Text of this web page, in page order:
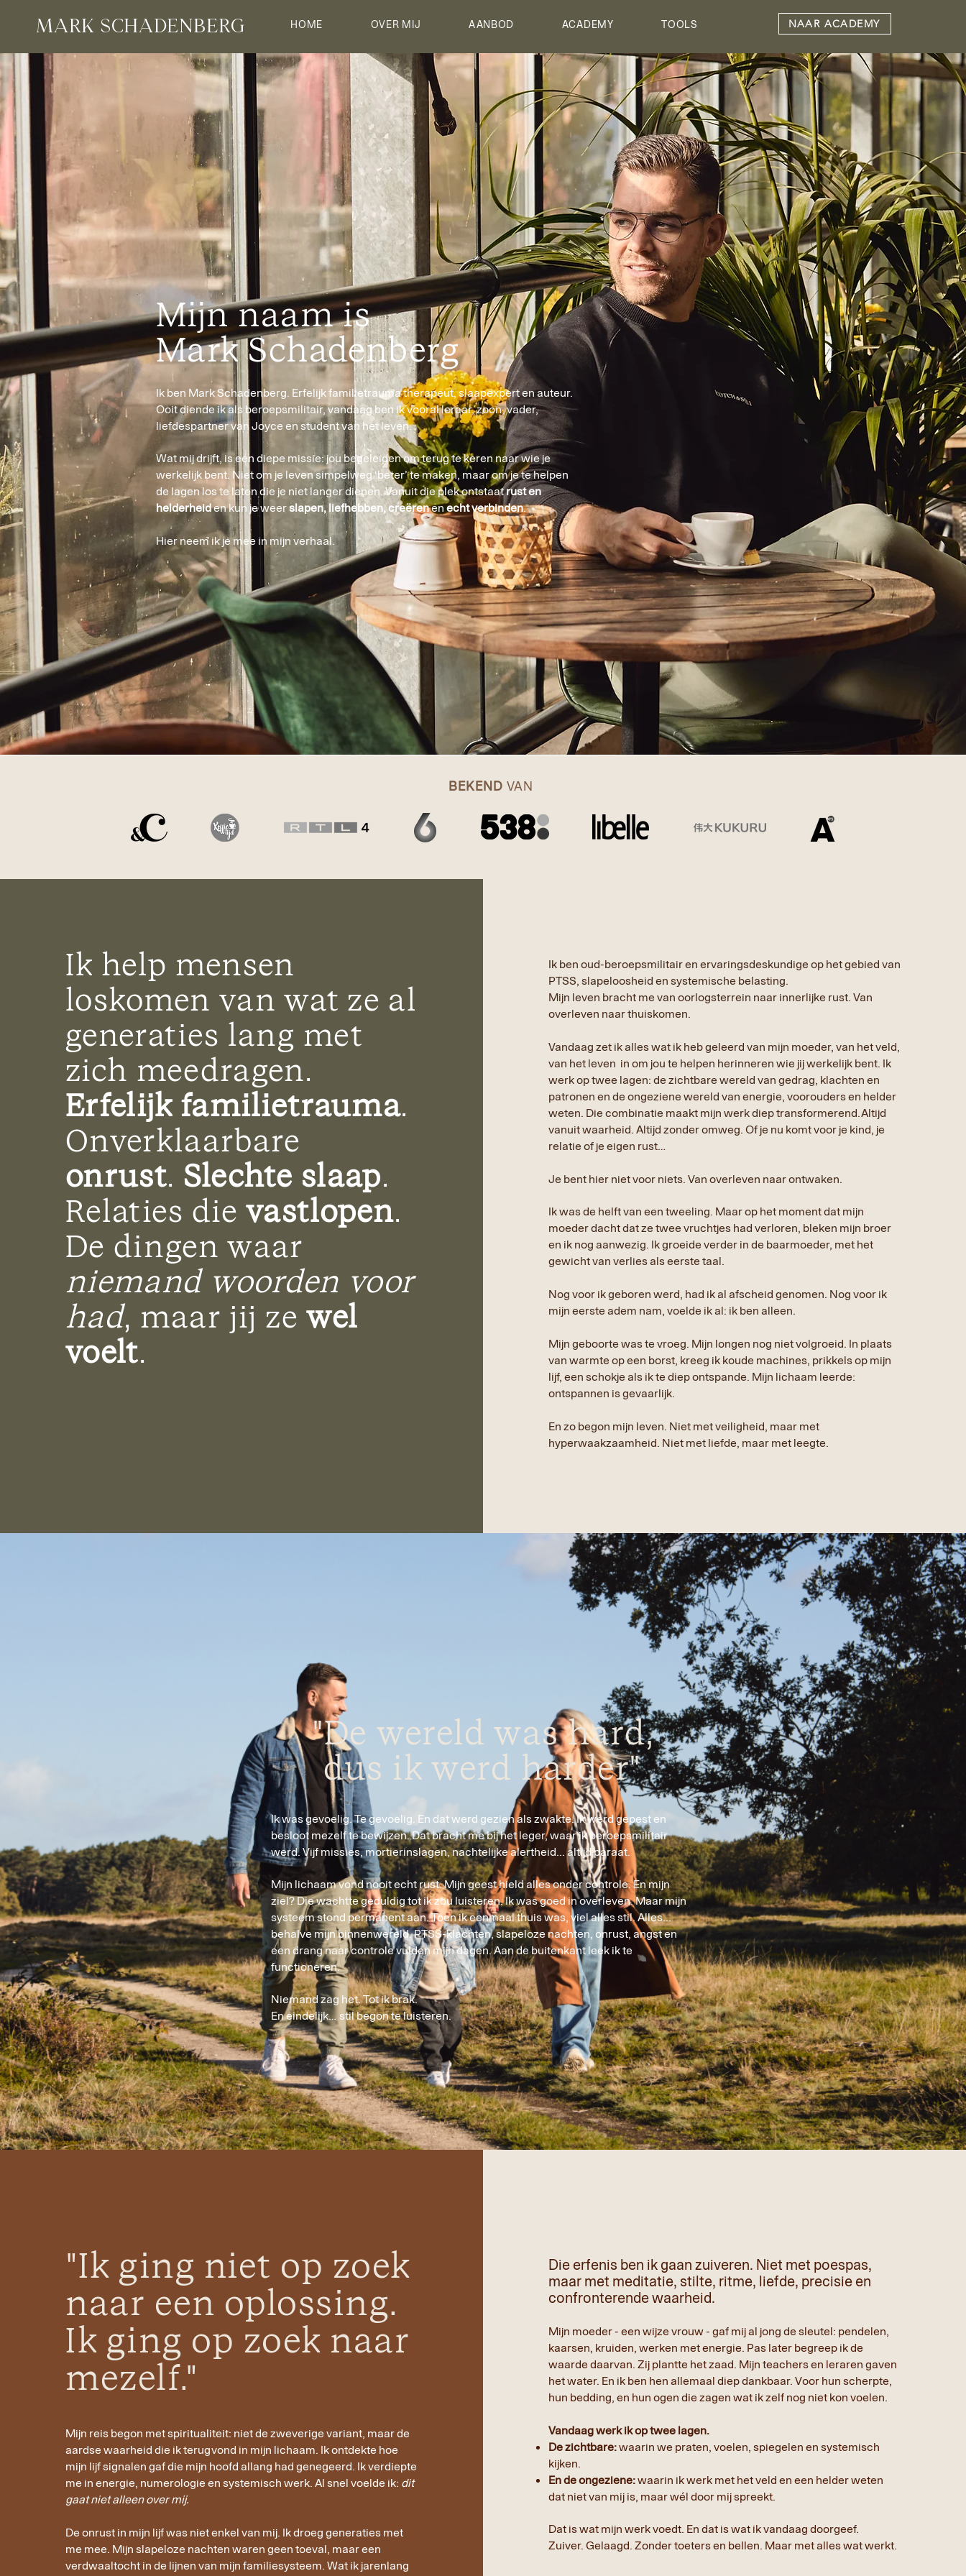
MARK SCHADENBERG HOME OVER MIJ AANBOD ACADEMY TOOLS NAAR ACADEMY
Mijn naam is
Mark Schadenberg
Ik ben Mark Schadenberg. Erfelijk familietrauma therapeut, slaapexpert en auteur.
Ooit diende ik als beroepsmilitair, vandaag ben ik vooral leraar, zoon, vader,
liefdespartner van Joyce en student van het leven.
Wat mij drijft, is een diepe missie: jou begeleiden om terug te keren naar wie je
werkelijk bent. Niet om je leven simpelweg ‘beter’ te maken, maar om je te helpen
de lagen los te laten die je niet langer dienen. Vanuit die plek ontstaatrust en
helderheiden kun je weerslapen, liefhebben, creërenenecht verbinden.
Hier neem ik je mee in mijn verhaal.
BEKEND VAN
Ik help mensen
loskomen van wat ze al
generaties lang met
zich meedragen.
Erfelijk familietrauma.
Onverklaarbare
onrust. Slechte slaap.
Relaties dievastlopen.
De dingen waar
niemand woorden voor
had, maar jij zewel
voelt.
Ik ben oud-beroepsmilitair en ervaringsdeskundige op het gebied van
PTSS, slapeloosheid en systemische belasting.
Mijn leven bracht me van oorlogsterrein naar innerlijke rust. Van
overleven naar thuiskomen.
Vandaag zet ik alles wat ik heb geleerd van mijn moeder, van het veld,
van het leven in om jou te helpen herinneren wie jij werkelijk bent. Ik
werk op twee lagen: de zichtbare wereld van gedrag, klachten en
patronen en de ongeziene wereld van energie, voorouders en helder
weten. Die combinatie maakt mijn werk diep transformerend.Altijd
vanuit waarheid. Altijd zonder omweg. Of je nu komt voor je kind, je
relatie of je eigen rust…
Je bent hier niet voor niets. Van overleven naar ontwaken.
Ik was de helft van een tweeling. Maar op het moment dat mijn
moeder dacht dat ze twee vruchtjes had verloren, bleken mijn broer
en ik nog aanwezig. Ik groeide verder in de baarmoeder, met het
gewicht van verlies als eerste taal.
Nog voor ik geboren werd, had ik al afscheid genomen. Nog voor ik
mijn eerste adem nam, voelde ik al: ik ben alleen.
Mijn geboorte was te vroeg. Mijn longen nog niet volgroeid. In plaats
van warmte op een borst, kreeg ik koude machines, prikkels op mijn
lijf, een schokje als ik te diep ontspande. Mijn lichaam leerde:
ontspannen is gevaarlijk.
En zo begon mijn leven. Niet met veiligheid, maar met
hyperwaakzaamheid. Niet met liefde, maar met leegte.
"De wereld was hard,
dus ik werd harder"
Ik was gevoelig. Te gevoelig. En dat werd gezien als zwakte. Ik werd gepest en
besloot mezelf te bewijzen. Dat bracht me bij het leger, waar ik beroepsmilitair
werd. Vijf missies, mortierinslagen, nachtelijke alertheid... altijd paraat.
Mijn lichaam vond nooit echt rust. Mijn geest hield alles onder controle. En mijn
ziel? Die wachtte geduldig tot ik zou luisteren. Ik was goed in overleven.Maar mijn
systeem stond permanent aan. Toen ik eenmaal thuis was, viel alles stil. Alles...
behalve mijn binnenwereld. PTSS-klachten, slapeloze nachten, onrust, angst en
een drang naar controle vulden mijn dagen. Aan de buitenkant leek ik te
functioneren.
Niemand zag het. Tot ik brak.
En eindelijk… stil begon te luisteren.
"Ik ging niet op zoek
naar een oplossing.
Ik ging op zoek naar
mezelf."
Mijn reis begon met spiritualiteit: niet de zweverige variant, maar de
aardse waarheid die ik terugvond in mijn lichaam. Ik ontdekte hoe
mijn lijf signalen gaf die mijn hoofd allang had genegeerd. Ik verdiepte
me in energie, numerologie en systemisch werk. Al snel voelde ik: dit
gaat niet alleen over mij.
De onrust in mijn lijf was niet enkel van mij. Ik droeg generaties met
me mee. Mijn slapeloze nachten waren geen toeval, maar een
verdwaaltocht in de lijnen van mijn familiesysteem. Wat ik jarenlang
Die erfenis ben ik gaan zuiveren. Niet met poespas,
maar met meditatie, stilte, ritme, liefde, precisie en
confronterende waarheid.
Mijn moeder - een wijze vrouw - gaf mij al jong de sleutel: pendelen,
kaarsen, kruiden, werken met energie. Pas later begreep ik de
waarde daarvan. Zij plantte het zaad. Mijn teachers en leraren gaven
het water. En ik ben hen allemaal diep dankbaar. Voor hun scherpte,
hun bedding, en hun ogen die zagen wat ik zelf nog niet kon voelen.
Vandaag werk ik op twee lagen.
De zichtbare:waarin we praten, voelen, spiegelen en systemisch
kijken.
En de ongeziene:waarin ik werk met het veld en een helder weten
dat niet van mij is, maar wél door mij spreekt.
Dat is wat mijn werk voedt. En dat is wat ik vandaag doorgeef.
Zuiver. Gelaagd. Zonder toeters en bellen. Maar met alles wat werkt.